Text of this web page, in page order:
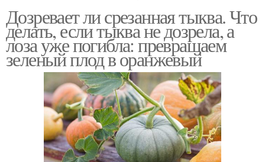
Дозревает ли срезанная тыква. Что
делать, если тыква не дозрела, а
лоза уже погибла: превращаем
зеленый плод в оранжевый